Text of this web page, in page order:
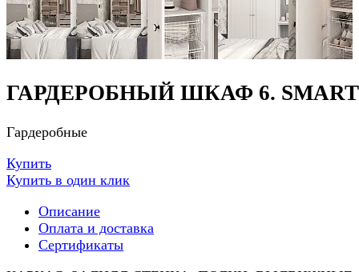
ГАРДЕРОБНЫЙ ШКАФ 6.
Гардеробные
Купить
Купить в один клик
Описание
Оплата и доставка
Сертификаты